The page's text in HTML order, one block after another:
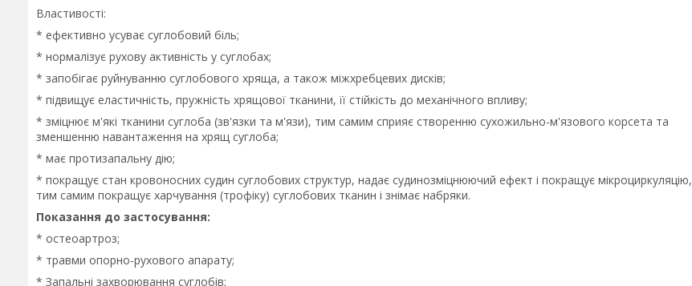
Властивості:
* ефективно усуває суглобовий біль;
* нормалізує рухову активність у суглобах;
* запобігає руйнуванню суглобового хряща, а також міжхребцевих дисків;
* підвищує еластичність, пружність хрящової тканини, її стійкість до механічного впливу;
* зміцнює м'які тканини суглоба (зв'язки та м'язи), тим самим сприяє створенню сухожильно-м'язового корсета та
зменшенню навантаження на хрящ суглоба;
* має протизапальну дію;
* покращує стан кровоносних судин суглобових структур, надає судинозміцнюючий ефект і покращує мікроциркуляцію,
тим самим покращує харчування (трофіку) суглобових тканин і знімає набряки.
Показання до застосування:
* остеоартроз;
* травми опорно-рухового апарату;
* Запальні захворювання суглобів;